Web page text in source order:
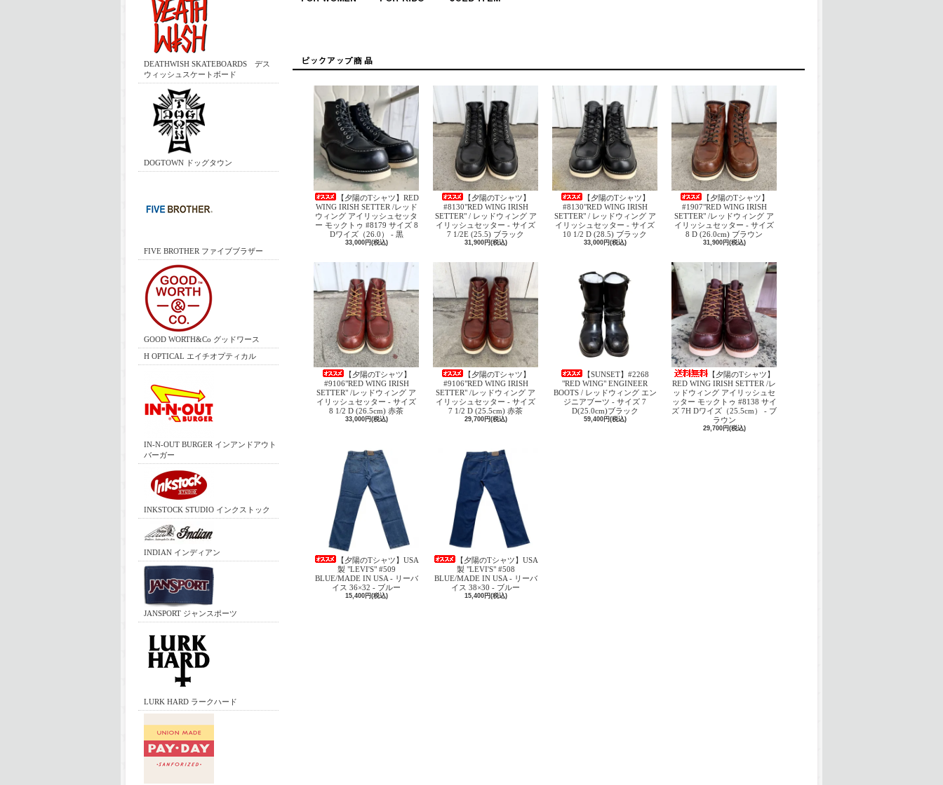
DEATHWISH SKATEBOARDS デス
ウィッシュスケートボード
DOGTOWN ドッグタウン
FIVE BROTHER ファイブブラザー
GOOD WORTH&Co グッドワース
H OPTICAL エイチオプティカル
IN-N-OUT BURGER インアンドアウト
バーガー
INKSTOCK STUDIO インクストック
INDIAN インディアン
JANSPORT ジャンスポーツ
LURK HARD ラークハード
【夕陽のTシャツ】RED
WING IRISH SETTER /レッド
ウィング アイリッシュセッタ
ー モックトゥ #8179 サイズ 8
Dワイズ（26.0） - 黒
33,000円(税込)
【夕陽のTシャツ】
#8130"RED WING IRISH
SETTER" / レッドウィング ア
イリッシュセッター - サイズ
7 1/2E (25.5) ブラック
31,900円(税込)
【夕陽のTシャツ】
#8130"RED WING IRISH
SETTER" / レッドウィング ア
イリッシュセッター - サイズ
10 1/2 D (28.5) ブラック
33,000円(税込)
【夕陽のTシャツ】
#1907"RED WING IRISH
SETTER" /レッドウィング ア
イリッシュセッター - サイズ
8 D (26.0cm) ブラウン
31,900円(税込)
【夕陽のTシャツ】
#9106"RED WING IRISH
SETTER" /レッドウィング ア
イリッシュセッター - サイズ
8 1/2 D (26.5cm) 赤茶
33,000円(税込)
【夕陽のTシャツ】
#9106"RED WING IRISH
SETTER" /レッドウィング ア
イリッシュセッター - サイズ
7 1/2 D (25.5cm) 赤茶
29,700円(税込)
【SUNSET】#2268
"RED WING" ENGINEER
BOOTS / レッドウィング エン
ジニアブーツ - サイズ 7
D(25.0cm)ブラック
59,400円(税込)
【夕陽のTシャツ】
RED WING IRISH SETTER /レ
ッドウィング アイリッシュセ
ッター モックトゥ #8138 サイ
ズ 7H Dワイズ（25.5cm） - ブ
ラウン
29,700円(税込)
【夕陽のTシャツ】USA
製 "LEVI'S" #509
BLUE/MADE IN USA - リーバ
イス 36×32 - ブルー
15,400円(税込)
【夕陽のTシャツ】USA
製 "LEVI'S" #508
BLUE/MADE IN USA - リーバ
イス 38×30 - ブルー
15,400円(税込)